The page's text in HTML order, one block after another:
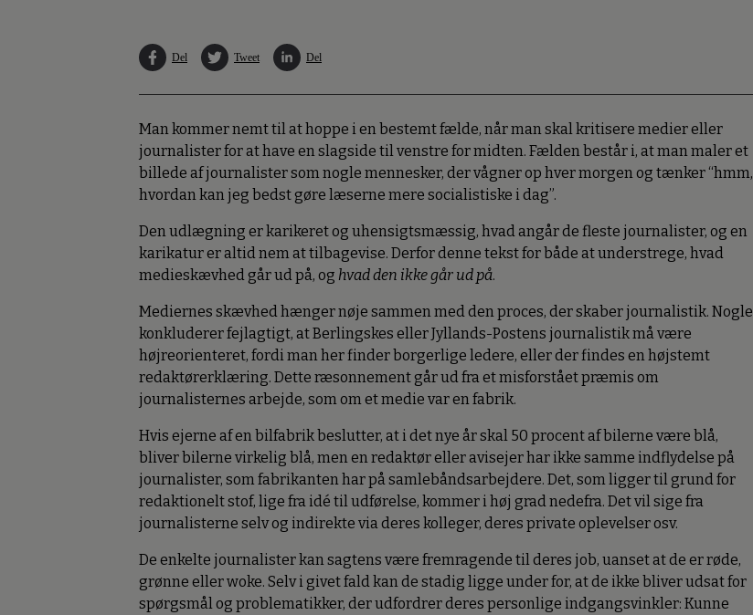
Del Tweet Del
Man kommer nemt til at hoppe i en bestemt fælde, når man skal kritisere medier eller
journalister for at have en slagside til venstre for midten. Fælden består i, at man maler et
billede af journalister som nogle mennesker, der vågner op hver morgen og tænker “hmm,
hvordan kan jeg bedst gøre læserne mere socialistiske i dag”.
Den udlægning er karikeret og uhensigtsmæssig, hvad angår de fleste journalister, og en
karikatur er altid nem at tilbagevise. Derfor denne tekst for både at understrege, hvad
medieskævhed går ud på, og hvad den ikke går ud på.
Mediernes skævhed hænger nøje sammen med den proces, der skaber journalistik. Nogle
konkluderer fejlagtigt, at Berlingskes eller Jyllands-Postens journalistik må være
højreorienteret, fordi man her finder borgerlige ledere, eller der findes en højstemt
redaktørerklæring. Dette ræsonnement går ud fra et misforstået præmis om
journalisternes arbejde, som om et medie var en fabrik.
Hvis ejerne af en bilfabrik beslutter, at i det nye år skal 50 procent af bilerne være blå,
bliver bilerne virkelig blå, men en redaktør eller avisejer har ikke samme indflydelse på
journalister, som fabrikanten har på samlebåndsarbejdere. Det, som ligger til grund for
redaktionelt stof, lige fra idé til udførelse, kommer i høj grad nedefra. Det vil sige fra
journalisterne selv og indirekte via deres kolleger, deres private oplevelser osv.
De enkelte journalister kan sagtens være fremragende til deres job, uanset at de er røde,
grønne eller woke. Selv i givet fald kan de stadig ligge under for, at de ikke bliver udsat for
spørgsmål og problematikker, der udfordrer deres personlige indgangsvinkler: Kunne